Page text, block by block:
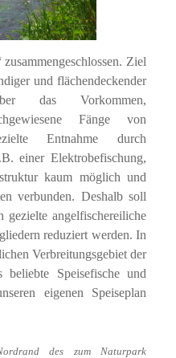
Ziel
und flächendeckender
das Vorkommen,
Fänge von
Entnahme durch
einer Elektrobefischung,
kaum möglich und
verbunden. Deshalb soll
angelfischereiliche
reduziert werden. In
Verbreitungsgebiet der
Speisefische und
eigenen Speiseplan
des zum Naturpark